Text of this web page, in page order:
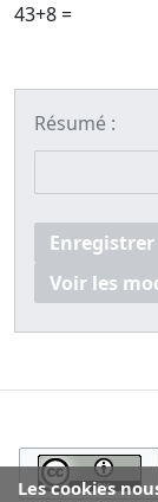
43+8 =
Résumé :
Enregistrer
Voir les
Les cookies